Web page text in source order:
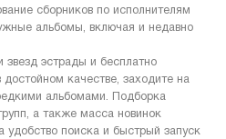
сборников по исполнителям
альбомы, включая и недавно
звезд эстрады и бесплатно
качестве, заходите на
альбомами. Подборка
а также масса новинок
поиска и быстрый запуск